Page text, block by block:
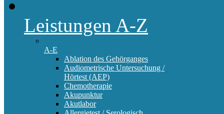
Leistungen A-Z
A-E
Ablation des Gehörganges
Audiometrische Untersuchung /
Hörtest (AEP)
Chemotherapie
Akupunktur
Akutlabor